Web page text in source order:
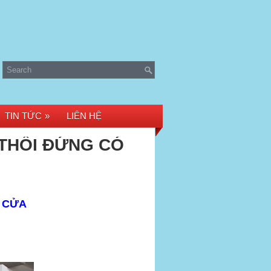
TIN TỨC » LIÊN HỆ
ĐỨNG CÓ
CỬA